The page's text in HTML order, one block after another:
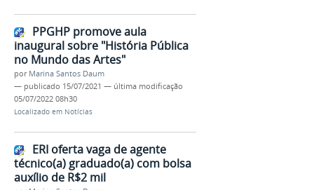
PPGHP promove aula
inaugural sobre "História Pública
no Mundo das Artes"
por Marina Santos Daum
— publicado 15/07/2021 — última modificação
05/07/2022 08h30
Localizado em Notícias
ERI oferta vaga de agente
técnico(a) graduado(a) com bolsa
auxílio de R$2 mil